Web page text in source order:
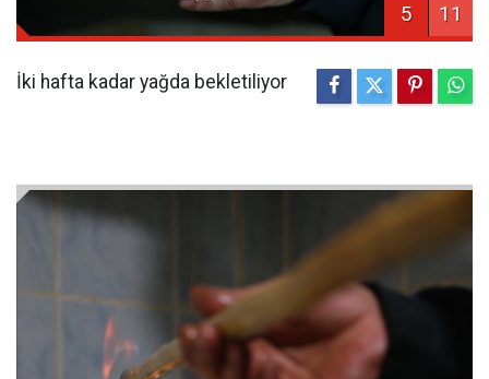
5 11
İki hafta kadar yağda bekletiliyor